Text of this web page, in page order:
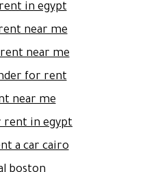
in egypt
near me
near me\
for rent
near me
rent in egypt
a car cairo